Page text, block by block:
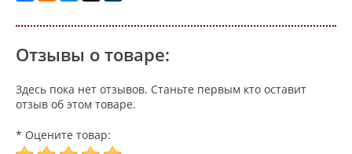
Отзывы о товаре:
Здесь пока нет отзывов. Станьте первым кто оставит
отзыв об этом товаре.
* Оцените товар: